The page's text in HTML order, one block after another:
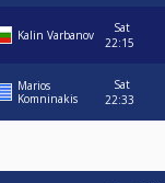
Kalin Varbanov
Sat
22:15
Marios
Komninakis
Sat
22:33